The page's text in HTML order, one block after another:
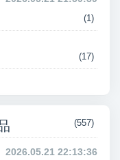
(1)
(17)
(557)
2026.05.21 22:13:36